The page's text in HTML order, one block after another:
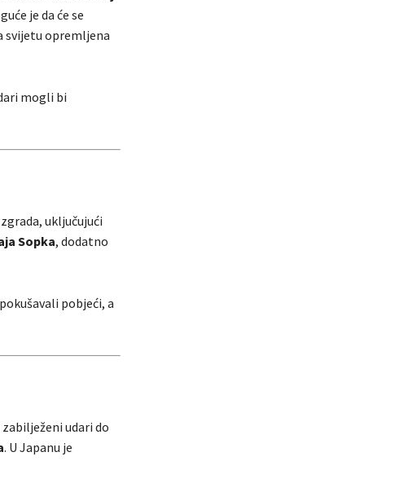
je da će se
svijetu opremljena
mogli bi
uključujući
Sopka, dodatno
pobjeći, a
zabilježeni udari do
. U Japanu je